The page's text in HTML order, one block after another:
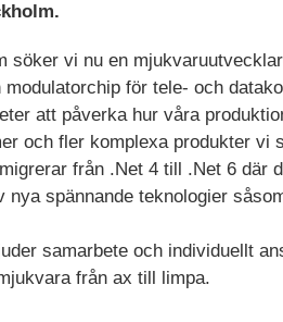
söker vi nu en
för tele- och
att påverka hur våra
och fler komplexa produkter
från .Net 4 till .Net 6 där
spännande teknologier
samarbete och individuellt
från ax till limpa.